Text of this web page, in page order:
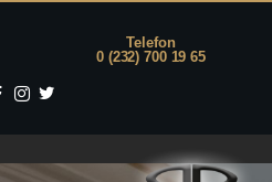
Telefon
0 (232) 700 19 65